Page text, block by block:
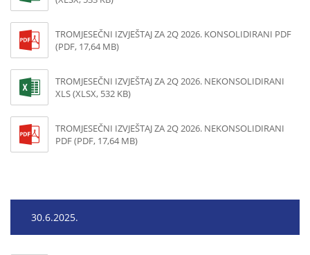
TROMJESEČNI IZVJEŠTAJ ZA 2Q 2026. KONSOLIDIRANI PDF
(PDF, 17,64 MB)
TROMJESEČNI IZVJEŠTAJ ZA 2Q 2026. NEKONSOLIDIRANI
XLS (XLSX, 532 KB)
TROMJESEČNI IZVJEŠTAJ ZA 2Q 2026. NEKONSOLIDIRANI
PDF (PDF, 17,64 MB)
30.6.2025.